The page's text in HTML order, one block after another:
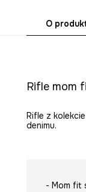
O
Rifle mom
Rifle z
denimu.
- Mom fit